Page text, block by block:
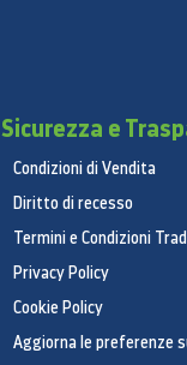
Sicurezza e
Condizioni di Vendita
Diritto di recesso
Termini e Condizioni
Privacy Policy
Cookie Policy
Aggiorna le preferenze